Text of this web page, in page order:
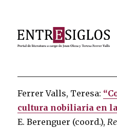
Ferrer Valls, Teresa:
cultura nobiliaria en
E. Berenguer (coord.),